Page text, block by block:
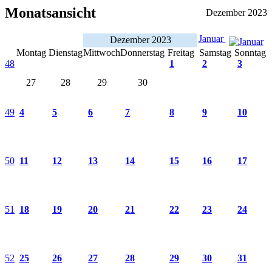
Monatsansicht Dezember 2023
Dezember 2023
Januar
Montag DienstagMittwochDonnerstag Freitag Samstag Sonntag
48
27
28 29 30
1 2 3
49 4 5 6 7 8 9 10
50 11 12 13 14 15 16 17
51 18 19 20 21 22 23 24
52 25 26 27 28 29 30 31